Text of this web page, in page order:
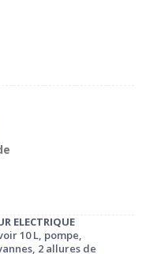
ELECTRIQUE
10 L, pompe,
2 allures de